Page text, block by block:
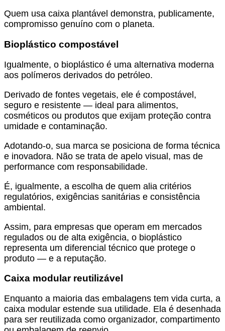
Quem usa caixa plantável demonstra, publicamente,
compromisso genuíno com o planeta.
Bioplástico compostável
Igualmente, o bioplástico é uma alternativa moderna
aos polímeros derivados do petróleo.
Derivado de fontes vegetais, ele é compostável,
seguro e resistente — ideal para alimentos,
cosméticos ou produtos que exijam proteção contra
umidade e contaminação.
Adotando-o, sua marca se posiciona de forma técnica
e inovadora. Não se trata de apelo visual, mas de
performance com responsabilidade.
É, igualmente, a escolha de quem alia critérios
regulatórios, exigências sanitárias e consistência
ambiental.
Assim, para empresas que operam em mercados
regulados ou de alta exigência, o bioplástico
representa um diferencial técnico que protege o
produto — e a reputação.
Caixa modular reutilizável
Enquanto a maioria das embalagens tem vida curta, a
caixa modular estende sua utilidade. Ela é desenhada
para ser reutilizada como organizador, compartimento